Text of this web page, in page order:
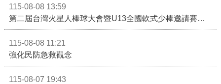
115-08-08 13:59
第二屆台灣火星人棒球大會暨U13全國軟式少棒邀請賽在苗栗舉辦
115-08-08 11:21
強化民防急救觀念
115-08-07 19:43